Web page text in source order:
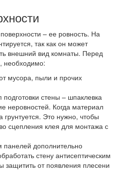
– ее ровность. На
так как он может
внешний вид комнаты. Перед
необходимо:
мусора, пыли и прочих
стены – шпаклевка
неровностей. Когда материал
грунтуется. Это нужно, чтобы
сцепления клея для монтажа с
дополнительно
стену антисептическим
защитить от появления плесени